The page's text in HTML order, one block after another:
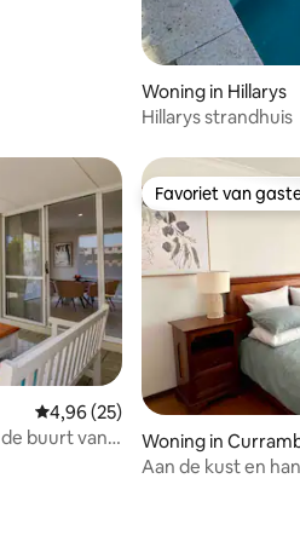
Woning in Hillarys
Hillarys strandhuis
Gemiddelde beoordeling van
4,96 (25)
buurt van
Favoriet van
Favoriet van
Woning in
Aan de kust en